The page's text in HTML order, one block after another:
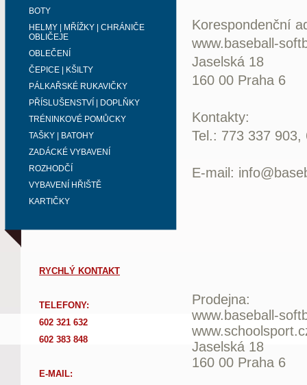
BOTY
HELMY | MŘÍŽKY | CHRÁNIČE
OBLIČEJE
OBLEČENÍ
ČEPICE | KŠILTY
PÁLKAŘSKÉ RUKAVIČKY
PŘÍSLUŠENSTVÍ | DOPLŇKY
TRÉNINKOVÉ POMŮCKY
TAŠKY | BATOHY
ZADÁCKÉ VYBAVENÍ
ROZHODČÍ
VYBAVENÍ HŘIŠTĚ
KARTIČKY
RYCHLÝ KONTAKT
TELEFONY:
602 321 632
602 383 848
E-MAIL:
Korespondenční
www.baseball-
Jaselská 18
160 00 Praha 6
Kontakty:
Tel.: 773 337 903,
E-mail:
Prodejna:
www.baseball-
Jaselská 18
160 00 Praha 6